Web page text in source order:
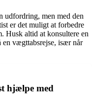
udfordring, men med den
er det muligt at forbedre
Husk altid at konsultere en
en vægttabsrejse, især når
hjælpe med